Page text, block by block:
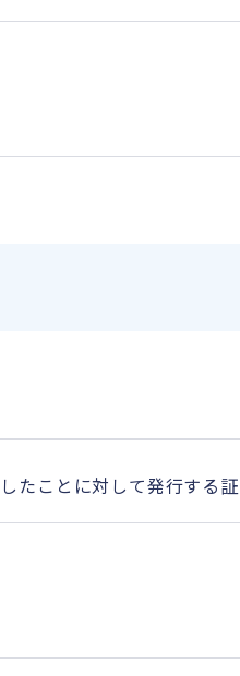
たことに対して発行する証